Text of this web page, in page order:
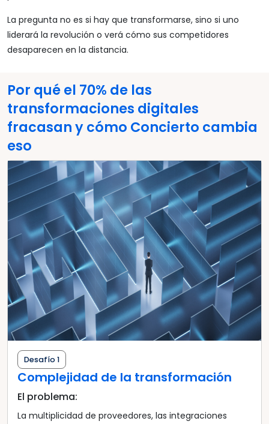
La pregunta no es si hay que transformarse, sino si uno
liderará la revolución o verá cómo sus competidores
desaparecen en la distancia.
Por qué el 70% de las
transformaciones digitales
fracasan y cómo Concierto cambia
eso
Desafío 1
Complejidad de la transformación
El problema:
La multiplicidad de proveedores, las integraciones